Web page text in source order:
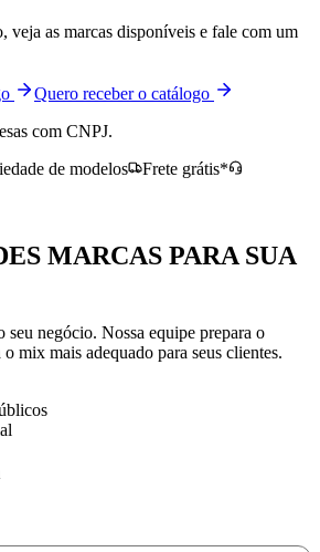
veja as marcas disponíveis e fale com um
Quero receber o catálogo
com CNPJ.
de modelos
Frete grátis*
MARCAS PARA SUA
seu negócio. Nossa equipe prepara o
mix mais adequado para seus clientes.